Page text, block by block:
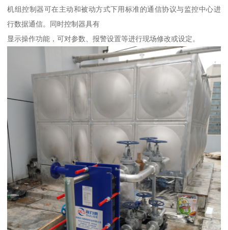
机组控制器可在主动和被动方式下用标准的通信协议与监控中心进
行数据通信。同时控制器具有
显示操作功能，可对参数、报警设置等进行现场修改或设定。